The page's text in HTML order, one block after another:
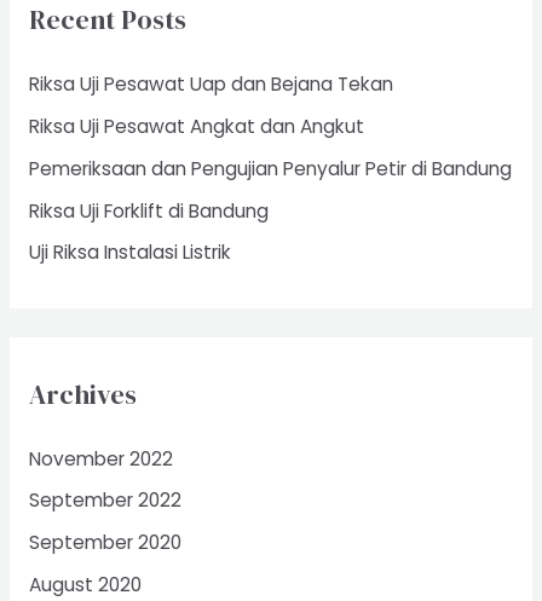
h
:
Recent Posts
Riksa Uji Pesawat Uap dan Bejana Tekan
Riksa Uji Pesawat Angkat dan Angkut
Pemeriksaan dan Pengujian Penyalur Petir di Bandung
Riksa Uji Forklift di Bandung
Uji Riksa Instalasi Listrik
Archives
November 2022
September 2022
September 2020
August 2020